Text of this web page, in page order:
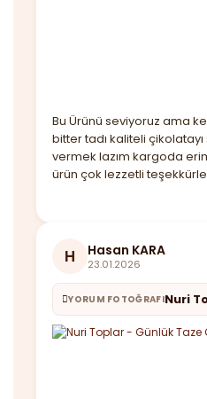
Bu Ürünü seviyoruz ama
bitter tadı kaliteli
vermek lazım kargoda
ürün çok lezzetli
H Hasan KARA
23.01.2026
YORUM FOTOĞRAFI